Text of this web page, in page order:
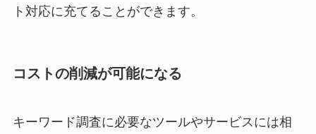
ト対応に充てることができます。
コストの削減が可能になる
キーワード調査に必要なツールやサービスには相